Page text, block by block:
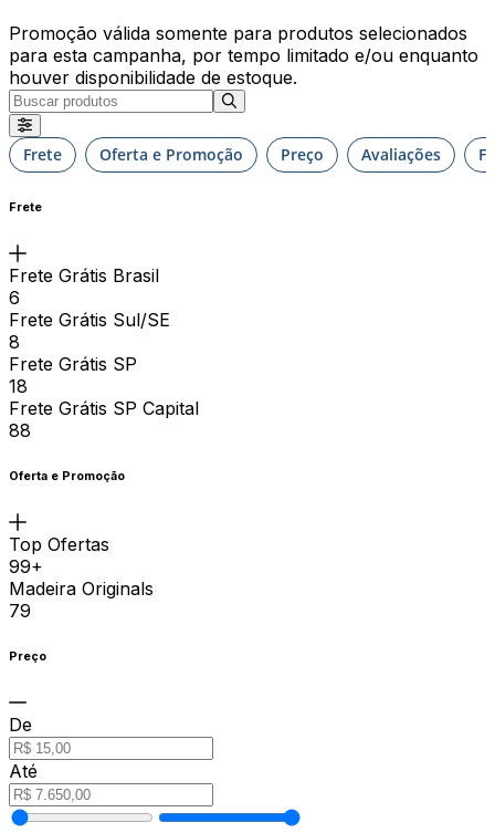
Promoção válida somente para produtos selecionados
para esta campanha, por tempo limitado e/ou enquanto
houver disponibilidade de estoque.
Frete Oferta e Promoção Preço Avaliações
Frete
Frete Grátis Brasil
6
Frete Grátis Sul/SE
8
Frete Grátis SP
18
Frete Grátis SP Capital
88
Oferta e Promoção
Top Ofertas
99+
Madeira Originals
79
Preço
De
Até